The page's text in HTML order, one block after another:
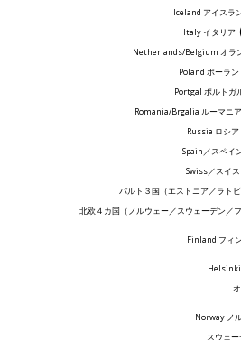
Iceland アイスラ
Italy イタリア
Netherlands/Belgium オラ
Poland ポーラン
Portgal ポルトガ
Romania/Brgalia ルーマニ
Russia ロシア
Spain／スペイ
Swiss／スイス
バルト３国（エストニア／ラト
北欧４カ国（ノルウェー／スウェーデン／
Finland フィ
Helsinki
Norway ノ
スウェー